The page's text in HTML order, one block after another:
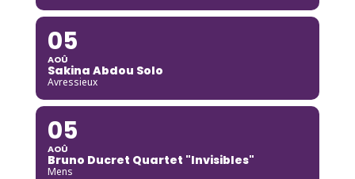
05
AOÛ
Sakina Abdou Solo
Avressieux
05
AOÛ
Bruno Ducret Quartet "Invisibles"
Mens